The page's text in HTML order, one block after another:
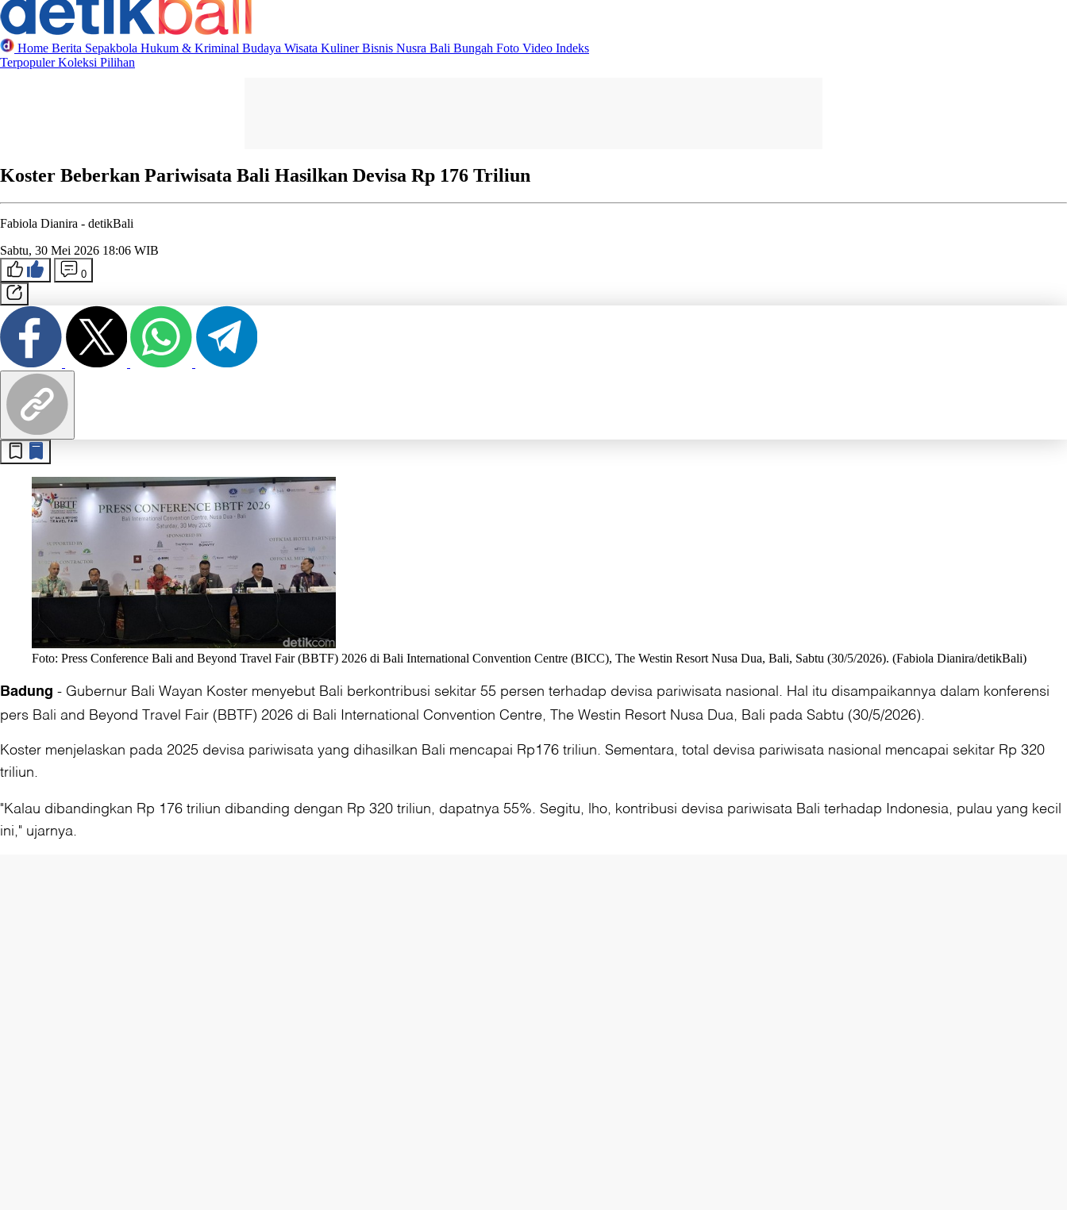
Home Berita Sepakbola Hukum & Kriminal Budaya Wisata KulinerBisnis Nusra Bali Bungah Foto Video Indeks
TerpopulerKoleksi Pilihan
Koster Beberkan Pariwisata Bali Hasilkan Devisa Rp 176 Triliun
Fabiola Dianira - detikBali
Sabtu, 30 Mei 2026 18:06 WIB
0
Foto: Press Conference Bali and Beyond Travel Fair (BBTF) 2026 di Bali International Convention Centre (BICC), The Westin Resort Nusa Dua, Bali, Sabtu (30/5/2026). (Fabiola Dianira/detikBali)
Badung - Gubernur Bali Wayan Koster menyebut Bali berkontribusi sekitar 55 persen terhadap devisa pariwisata nasional. Hal itu disampaikannya dalam konferensi
pers Bali and Beyond Travel Fair (BBTF) 2026 di Bali International Convention Centre, The Westin Resort Nusa Dua, Bali pada Sabtu (30/5/2026).
Koster menjelaskan pada 2025 devisa pariwisata yang dihasilkan Bali mencapai Rp176 triliun. Sementara, total devisa pariwisata nasional mencapai sekitar Rp 320
triliun.
"Kalau dibandingkan Rp 176 triliun dibanding dengan Rp 320 triliun, dapatnya 55%. Segitu, lho, kontribusi devisa pariwisata Bali terhadap Indonesia, pulau yang kecil
ini," ujarnya.